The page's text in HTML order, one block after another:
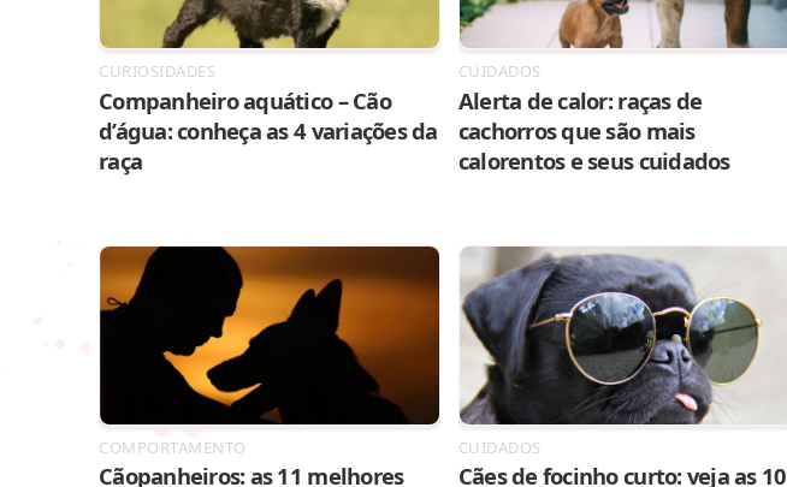
CURIOSIDADES
Companheiro aquático – Cão
d’água: conheça as 4 variações da
raça
CUIDADOS
Alerta de calor: raças de
cachorros que são mais
calorentos e seus cuidados
COMPORTAMENTO
Cãopanheiros: as 11 melhores
CUIDADOS
Cães de focinho curto: veja as 10